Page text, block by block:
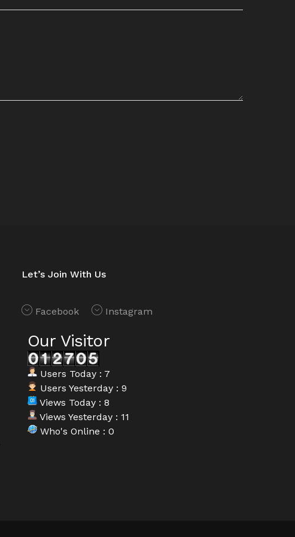
Let’s Join With Us
Facebook Instagram
Our Visitor
Users Today : 7
Users Yesterday : 9
Views Today : 8
Views Yesterday : 11
Who's Online : 0